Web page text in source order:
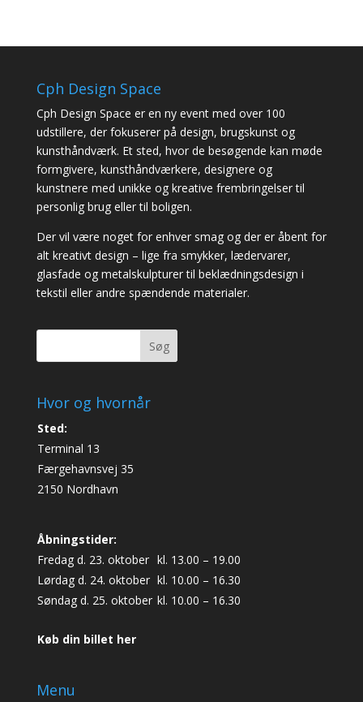
Cph Design Space
Cph Design Space er en ny event med over 100
udstillere, der fokuserer på design, brugskunst og
kunsthåndværk. Et sted, hvor de besøgende kan møde
formgivere, kunsthåndværkere, designere og
kunstnere med unikke og kreative frembringelser til
personlig brug eller til boligen.
Der vil være noget for enhver smag og der er åbent for
alt kreativt design – lige fra smykker, lædervarer,
glasfade og metalskulpturer til beklædningsdesign i
tekstil eller andre spændende materialer.
Søg
Hvor og hvornår
Sted:
Terminal 13
Færgehavnsvej 35
2150 Nordhavn
Åbningstider:
Fredag d. 23. oktober kl. 13.00 – 19.00
Lørdag d. 24. oktober kl. 10.00 – 16.30
Søndag d. 25. oktober kl. 10.00 – 16.30
Køb din billet her
Menu